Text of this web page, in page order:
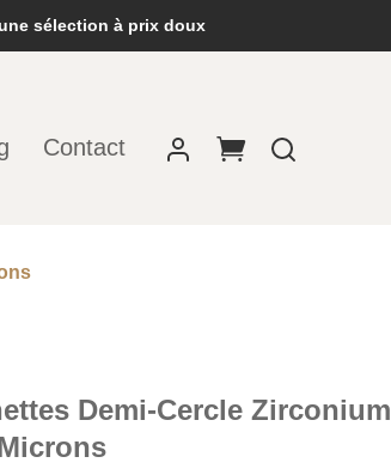
sélection à prix doux
Contact
Demi-Cercle Zirconium